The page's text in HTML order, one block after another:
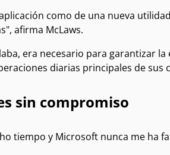
como de una nueva
afirma McLaws.
era necesario para garantizar
diarias principales de sus
sin compromiso
tiempo y Microsoft nunca me ha